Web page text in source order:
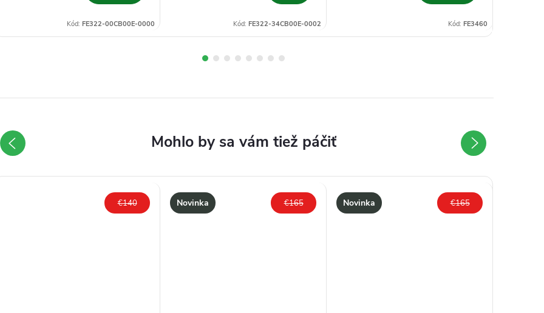
Kód: FE322-00CB00E-0000 Kód: FE322-34CB00E-0002 Kód: FE3460
€140 Novinka €165 Novinka €165